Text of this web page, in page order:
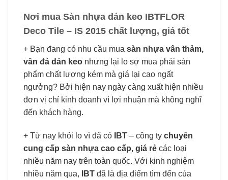
Nơi mua Sàn nhựa dán keo IBTFLOR
Deco Tile – IS 2015 chất lượng, giá tốt
+ Bạn đang có nhu cầu mua sàn nhựa vân thảm,
vân đá dán keo nhưng lại lo sợ mua phải sản
phẩm chất lượng kém mà giá lại cao ngất
ngưởng? Bởi hiện nay ngày càng xuất hiện nhiều
đơn vị chỉ kinh doanh vì lợi nhuận mà không nghĩ
đến khách hàng.
+ Từ nay khỏi lo vì đã có IBT – công ty chuyên
cung cấp sàn nhựa cao cấp, giá rẻ các loại
nhiều năm nay trên toàn quốc. Với kinh nghiệm
nhiều năm qua,
IBT đã là địa điểm tìm đến của